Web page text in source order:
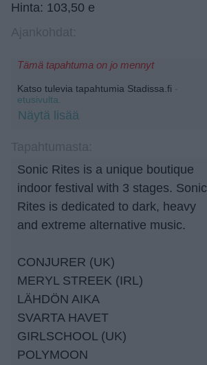
Hinta: 103,50 e
Tämä tapahtuma on jo mennyt
Katso tulevia tapahtumia Stadissa.fi -
etusivulta.
Näytä lisää
Sonic Rites is a unique boutique
indoor festival with 3 stages. Sonic
Rites is dedicated to dark, heavy
and extreme alternative music.
CONJURER (UK)
MERYL STREEK (IRL)
LÄHDÖN AIKA
SVARTA HAVET
GIRLSCHOOL (UK)
POLYMOON